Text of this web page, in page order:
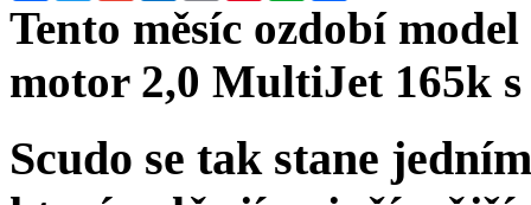
Tento měsíc ozdobí
motor 2,0 MultiJet 165k
Scudo se tak stane